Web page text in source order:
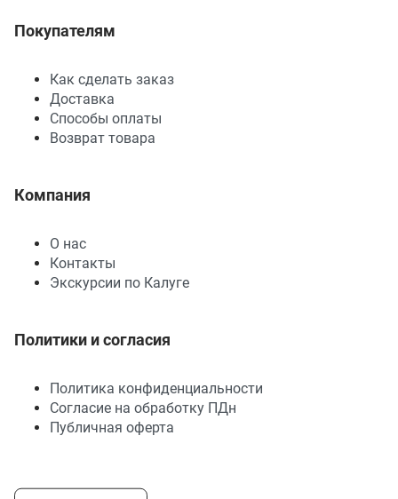
Покупателям
Как сделать заказ
Доставка
Способы оплаты
Возврат товара
Компания
О нас
Контакты
Экскурсии по Калуге
Политики и согласия
Политика конфиденциальности
Согласие на обработку ПДн
Публичная оферта